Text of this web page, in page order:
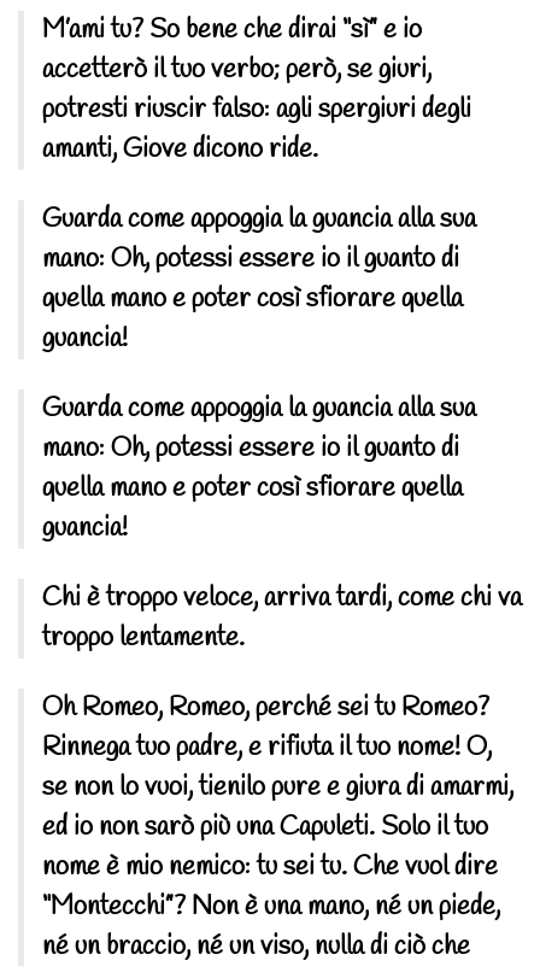
M’ami tu? So bene che dirai “sì” e io
accetterò il tuo verbo; però, se giuri,
potresti riuscir falso: agli spergiuri degli
amanti, Giove dicono ride.
Guarda come appoggia la guancia alla sua
mano: Oh, potessi essere io il guanto di
quella mano e poter così sfiorare quella
guancia!
Guarda come appoggia la guancia alla sua
mano: Oh, potessi essere io il guanto di
quella mano e poter così sfiorare quella
guancia!
Chi è troppo veloce, arriva tardi, come chi va
troppo lentamente.
Oh Romeo, Romeo, perché sei tu Romeo?
Rinnega tuo padre, e rifiuta il tuo nome! O,
se non lo vuoi, tienilo pure e giura di amarmi,
ed io non sarò più una Capuleti. Solo il tuo
nome è mio nemico: tu sei tu. Che vuol dire
“Montecchi”? Non è una mano, né un piede,
né un braccio, né un viso, nulla di ciò che